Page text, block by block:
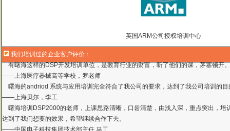
英国ARM公司授权培训中心
我们培训过的企业客户评价：
曙海的andriod 系统与应用培训完全符合了我公司的要求，达到了我公司培训的
——上海贝尔，李工
曙海培训DSP2000的老师，上课思路清晰，口齿清楚，由浅入深，重点突出，培
达到了我们想要的效果，希望继续合作下去。
——中国电子科技集团技术部主任 马工
曙海的FPGA 培训很好地填补了高校FPGA培训空白，不错。总之，有利于学生